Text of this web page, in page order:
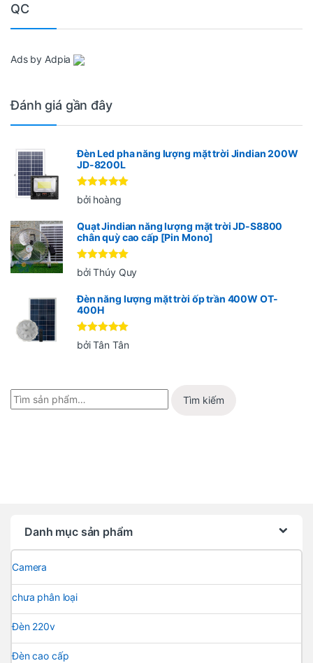
QC
Ads by Adpia
Đánh giá gần đây
Đèn Led pha năng lượng mặt trời Jindian 200W
JD-8200L
Được xếp
hạng55
bởi hoàng
Quạt Jindian năng lượng mặt trời JD-S8800
chân quỳ cao cấp [Pin Mono]
Được xếp
hạng 5 5
bởi Thúy Quy
Đèn năng lượng mặt trời ốp trần 400W OT-
400H
Được xếp
hạng 55
bởi Tân Tân
Tìm kiếm
Danh mục sản phẩm
Camera
chưa phân loại
Đèn 220v
Đèn cao cấp